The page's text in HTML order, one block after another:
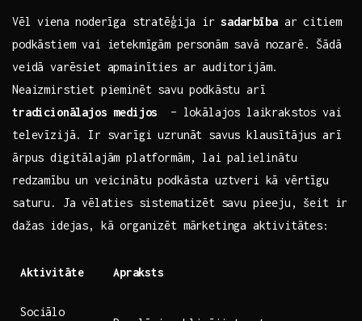
Vēl⁢ viena noderīga​ stratēģija⁢ irsadarbība​ar ‌citiem
podkāstiem vai ietekmīgām personām savā nozarē. Šādā
veidā varēsiet apmainīties ar auditorijām.⁣
Neaizmirstiet pieminēt⁢ savu podkāstu arī
tradicionālajos medijos ⁢ – lokālajos laikrakstos vai‍
televīzijā. Ir‌ svarīgi uzrunāt savus klausītājus arī ​
ārpus digitālajām platformām, ‍lai ⁣palielinātu
redzamību ​un veicinātu podkāsta uztveri kā vērtīgu
saturu. Ja⁤ vēlaties sistematizēt savu ⁢pieeju, šeit ir
‌dažas idejas, kā ‌organizēt mārketinga⁤ aktivitātes:
Aktivitāte Apraksts
Sociālo